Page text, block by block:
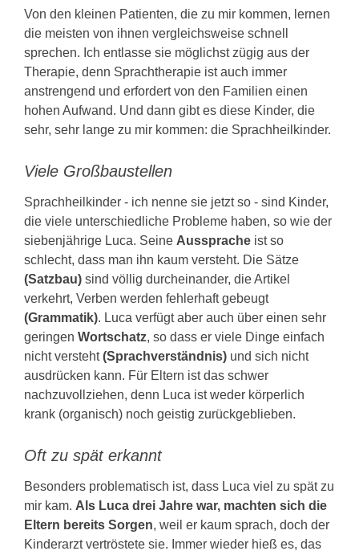
Von den kleinen Patienten, die zu mir kommen, lernen
die meisten von ihnen vergleichsweise schnell
sprechen. Ich entlasse sie möglichst zügig aus der
Therapie, denn Sprachtherapie ist auch immer
anstrengend und erfordert von den Familien einen
hohen Aufwand. Und dann gibt es diese Kinder, die
sehr, sehr lange zu mir kommen: die Sprachheilkinder.
Viele Großbaustellen
Sprachheilkinder - ich nenne sie jetzt so - sind Kinder,
die viele unterschiedliche Probleme haben, so wie der
siebenjährige Luca. Seine Aussprache ist so
schlecht, dass man ihn kaum versteht. Die Sätze
(Satzbau) sind völlig durcheinander, die Artikel
verkehrt, Verben werden fehlerhaft gebeugt
(Grammatik). Luca verfügt aber auch über einen sehr
geringen Wortschatz, so dass er viele Dinge einfach
nicht versteht(Sprachverständnis) und sich nicht
ausdrücken kann. Für Eltern ist das schwer
nachzuvollziehen, denn Luca ist weder körperlich
krank (organisch) noch geistig zurückgeblieben.
Oft zu spät erkannt
Besonders problematisch ist, dass Luca viel zu spät zu
mir kam. Als Luca drei Jahre war, machten sich die
Eltern bereits Sorgen, weil er kaum sprach, doch der
Kinderarzt vertröstete sie. Immer wieder hieß es, das